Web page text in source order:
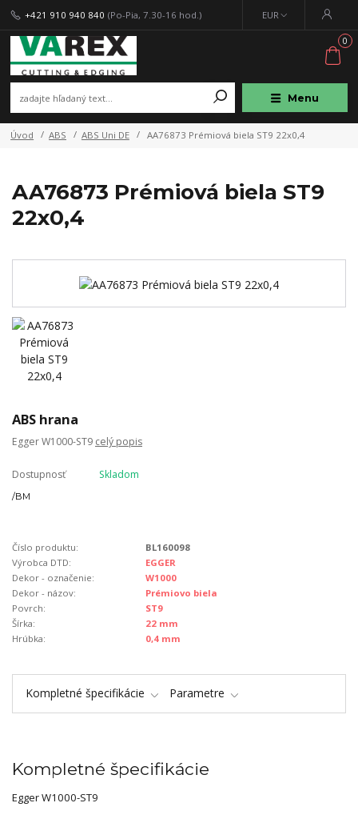
Menu
EUR
+421 910 940 840 (Po-Pia, 7.30-16 hod.)
0
Úvod ABS ABS Uni DE AA76873 Prémiová biela ST9 22x0,4
AA76873 Prémiová biela ST9
22x0,4
ABS hrana
Egger W1000-ST9 celý popis
Dostupnosť Skladom
/BM
Číslo produktu:
BL160098
Výrobca DTD:
EGGER
Dekor - označenie:
W1000
Dekor - názov:
Prémiovo biela
Povrch:
ST9
Šírka:
22 mm
Hrúbka:
0,4 mm
Kompletné špecifikácie Parametre
Kompletné špecifikácie
Egger W1000-ST9